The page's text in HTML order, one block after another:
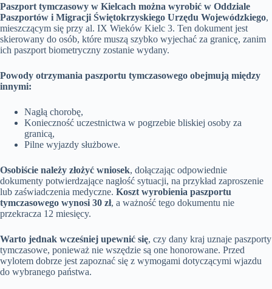
Paszport tymczasowy w Kielcach można wyrobić w Oddziale
Paszportów i Migracji Świętokrzyskiego Urzędu Wojewódzkiego,
mieszczącym się przy al. IX Wieków Kielc 3. Ten dokument jest
skierowany do osób, które muszą szybko wyjechać za granicę, zanim
ich paszport biometryczny zostanie wydany.
Powody otrzymania paszportu tymczasowego obejmują między
innymi:
Nagłą chorobę,
Konieczność uczestnictwa w pogrzebie bliskiej osoby za
granicą,
Pilne wyjazdy służbowe.
Osobiście należy złożyć wniosek, dołączając odpowiednie
dokumenty potwierdzające nagłość sytuacji, na przykład zaproszenie
lub zaświadczenia medyczne. Koszt wyrobienia paszportu
tymczasowego wynosi 30 zł, a ważność tego dokumentu nie
przekracza 12 miesięcy.
Warto jednak wcześniej upewnić się, czy dany kraj uznaje paszporty
tymczasowe, ponieważ nie wszędzie są one honorowane. Przed
wylotem dobrze jest zapoznać się z wymogami dotyczącymi wjazdu
do wybranego państwa.